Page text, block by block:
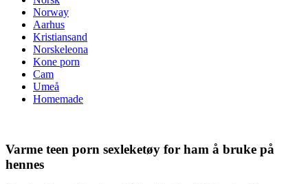
Norway
Aarhus
Kristiansand
Norskeleona
Kone porn
Cam
Umeå
Homemade
Varme teen porn sexleketøy for ham å bruke på
hennes